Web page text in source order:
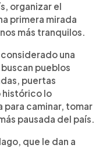
organizar el
primera mirada
más tranquilos.
una
pueblos
puertas
histórico lo
para caminar, tomar
pausada del país.
que le dan a